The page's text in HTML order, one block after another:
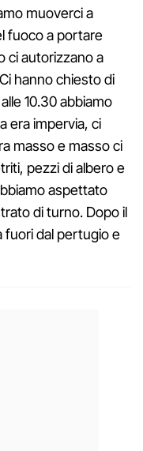
muoverci a
fuoco a portare
ci autorizzano a
hanno chiesto di
10.30 abbiamo
era impervia, ci
masso e masso ci
pezzi di albero e
aspettato
di turno. Dopo il
fuori dal pertugio e